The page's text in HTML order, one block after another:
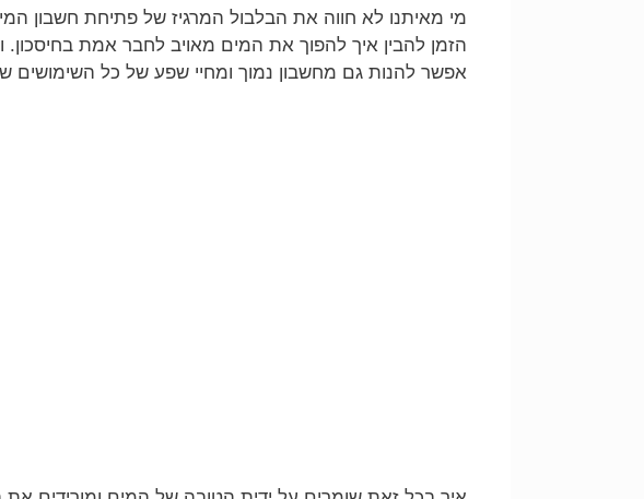
מי מאיתנו לא חווה את הבלבול המרגיז של פתיחת חשבון
הזמן להבין איך להפוך את המים מאויב לחבר אמת
אפשר להנות גם מחשבון נמוך ומחיי שפע של כל השימושים